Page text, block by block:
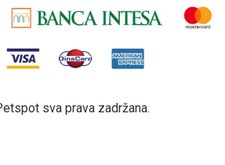
sva prava zadržana.